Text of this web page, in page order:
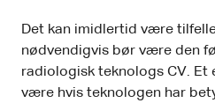
Det kan imidlertid være
nødvendigvis bør være den
radiologisk teknologs CV. Et
være hvis teknologen har